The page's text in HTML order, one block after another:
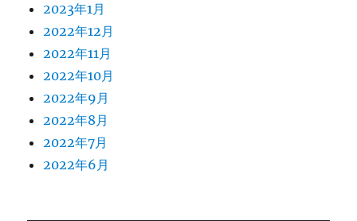
2023年1月
2022年12月
2022年11月
2022年10月
2022年9月
2022年8月
2022年7月
2022年6月